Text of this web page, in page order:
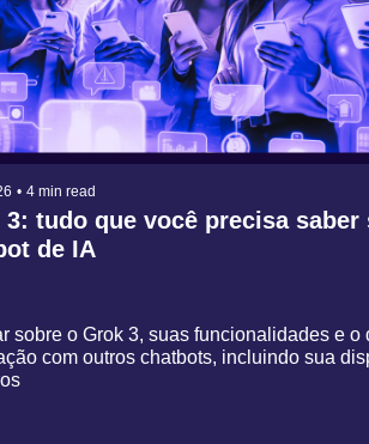
• 4 min read
3: tudo que você precisa saber
de IA
sobre o Grok 3, suas funcionalidades e o
com outros chatbots, incluindo sua